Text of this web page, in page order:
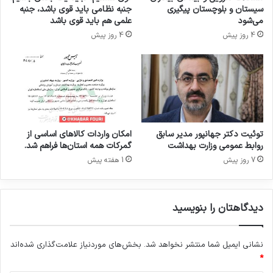
و
د
ف
ر
ز
ا
د
ن
ی
ا
«
ف
د
و
»
سیستان و بلوچستان پیگیری
می‌شود
4 روز پیش
جنبه نظامی باید قوی باشد، جنبه
علمی هم باید قوی باشد
4 روز پیش
توئیت دکتر جهانپور مدیر سابق
روابط عمومی وزارت بهداشت
7 روز پیش
امکان واردات کالاهای اساسی از
گمرکات همه استان‌ها فراهم شد.
1 هفته پیش
دیدگاهتان را بنویسید
نشانی ایمیل شما منتشر نخواهد شد. بخش‌های موردنیاز علامت‌گذاری شده‌اند
*